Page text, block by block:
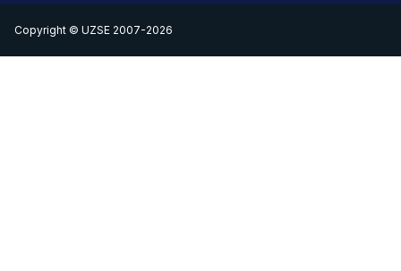
Copyright © UZSE 2007-2026